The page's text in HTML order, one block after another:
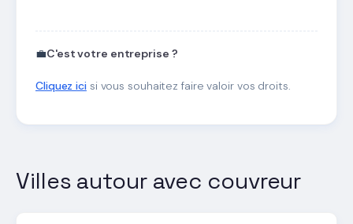
💼C'est votre entreprise ?
Cliquez icisi vous souhaitez faire valoir vos droits.
Villes autour avec couvreur